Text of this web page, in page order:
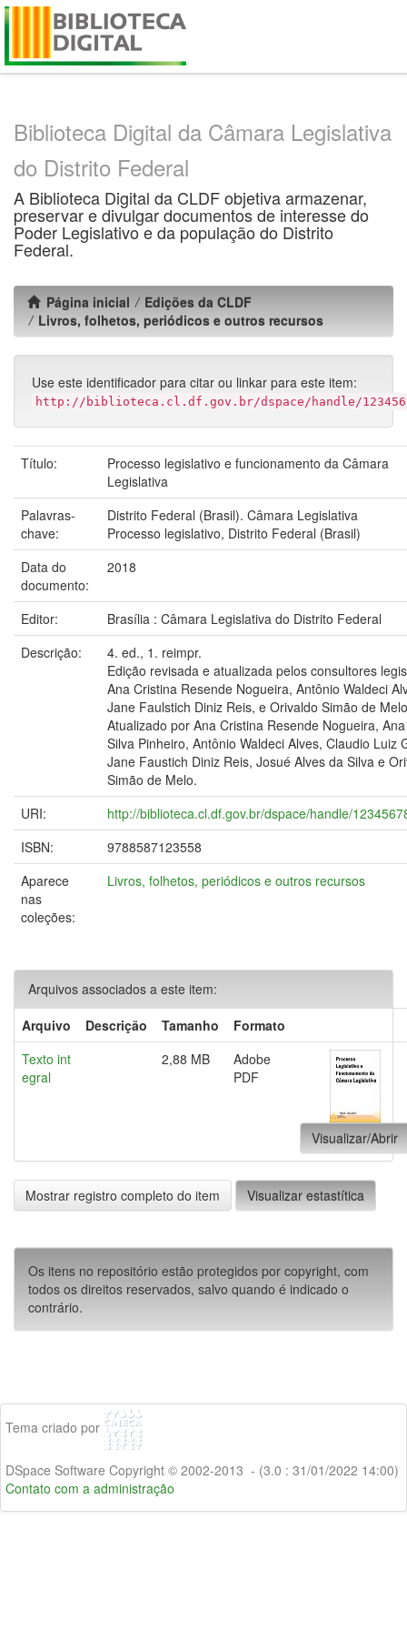
Skip
Biblioteca Digital da Câmara Legislativa
do Distrito Federal
A Biblioteca Digital da CLDF objetiva armazenar,
preservar e divulgar documentos de interesse do
Poder Legislativo e da população do Distrito
Federal.
Página inicial
Edições da CLDF
Livros, folhetos, periódicos e outros recursos
Use este identificador para citar ou linkar para este item:
http://biblioteca.cl.df.gov.br/dspace/handle/
Título:
Processo legislativo e funcionamento da Câmara
Legislativa
Palavras-
chave:
Distrito Federal (Brasil). Câmara Legislativa
Processo legislativo, Distrito Federal (Brasil)
Data do
documento:
2018
Editor:
Brasília : Câmara Legislativa do Distrito Federal
Descrição:
4. ed., 1. reimpr.
Edição revisada e atualizada pelos consultores
Ana Cristina Resende Nogueira, Antônio Waldeci
Jane Faulstich Diniz Reis, e Orivaldo Simão de
Atualizado por Ana Cristina Resende Nogueira,
Silva Pinheiro, Antônio Waldeci Alves, Claudio Luiz
Jane Faustich Diniz Reis, Josué Alves da Silva e
Simão de Melo.
URI:
http://biblioteca.cl.df.gov.br/dspace/handle/
ISBN:
9788587123558
Aparece
nas
coleções:
Livros, folhetos, periódicos e outros recursos
Arquivos associados a este item:
Arquivo
Descrição Tamanho
Formato
Texto int
egral
2,88 MB
Adobe
PDF
Visualizar/Abrir
Mostrar registro completo do item Visualizar estastítica
Os itens no repositório estão protegidos por copyright, com
todos os direitos reservados, salvo quando é indicado o
contrário.
Tema criado por
DSpace Software Copyright © 2002-2013 - (3.0 : 31/01/2022 14:00)
Contato com a administração